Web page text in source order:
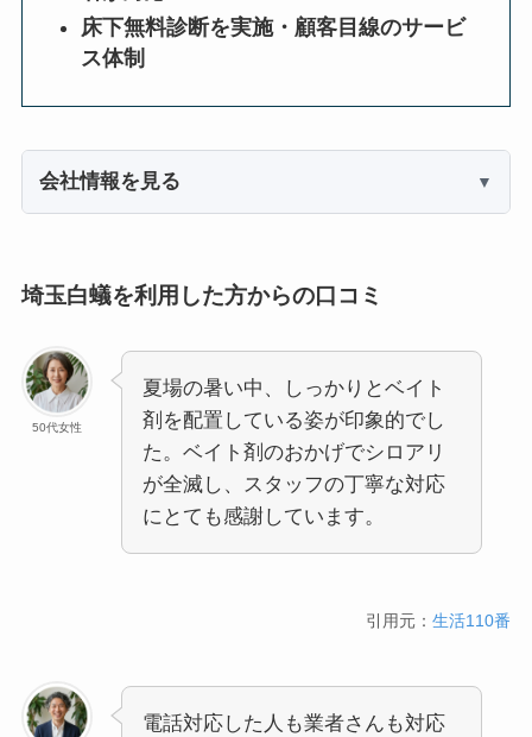
床下無料診断を実施・顧客目線のサービ
ス体制
会社情報を見る
埼玉白蟻を利用した方からの口コミ
50代女性
夏場の暑い中、しっかりとベイト
剤を配置している姿が印象的でし
た。ベイト剤のおかげでシロアリ
が全滅し、スタッフの丁寧な対応
にとても感謝しています。
引用元：生活110番
電話対応した人も業者さんも対応